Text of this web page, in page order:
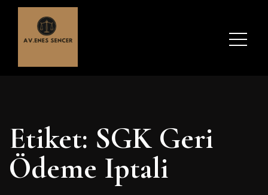
Etiket: SGK Geri
Ödeme Iptali